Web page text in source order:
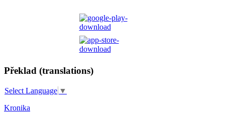
Překlad (translations)
Select Language ▼
Kronika